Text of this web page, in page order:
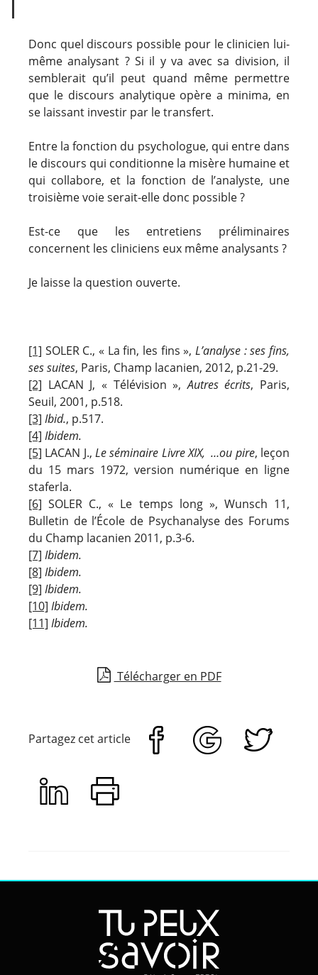
Donc quel discours possible pour le clinicien lui-
même analysant ? Si il y va avec sa division, il
semblerait qu’il peut quand même permettre
que le discours analytique opère a minima, en
se laissant investir par le transfert.
Entre la fonction du psychologue, qui entre dans
le discours qui conditionne la misère humaine et
qui collabore, et la fonction de l’analyste, une
troisième voie serait-elle donc possible ?
Est-ce que les entretiens préliminaires
concernent les cliniciens eux même analysants ?
Je laisse la question ouverte.
[1] SOLER C., « La fin, les fins », L’analyse : ses fins,
ses suites, Paris, Champ lacanien, 2012, p.21-29.
[2] LACAN J, « Télévision »,Autres écrits, Paris,
Seuil, 2001, p.518.
[3] Ibid., p.517.
[4] Ibidem.
[5] LACAN J., Le séminaire Livre XIX, …ou pire, leçon
du 15 mars 1972, version numérique en ligne
staferla.
[6] SOLER C., « Le temps long », Wunsch 11,
Bulletin de l’École de Psychanalyse des Forums
du Champ lacanien 2011, p.3-6.
[7] Ibidem.
[8] Ibidem.
[9] Ibidem.
[10] Ibidem.
[11] Ibidem.
Télécharger en PDF
Partagez cet article